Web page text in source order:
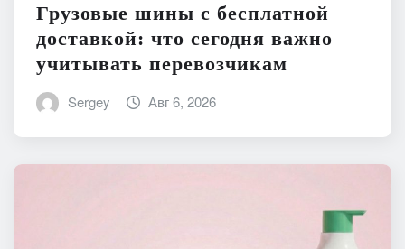
Грузовые шины с бесплатной
доставкой: что сегодня важно
учитывать перевозчикам
Sergey Авг 6, 2026